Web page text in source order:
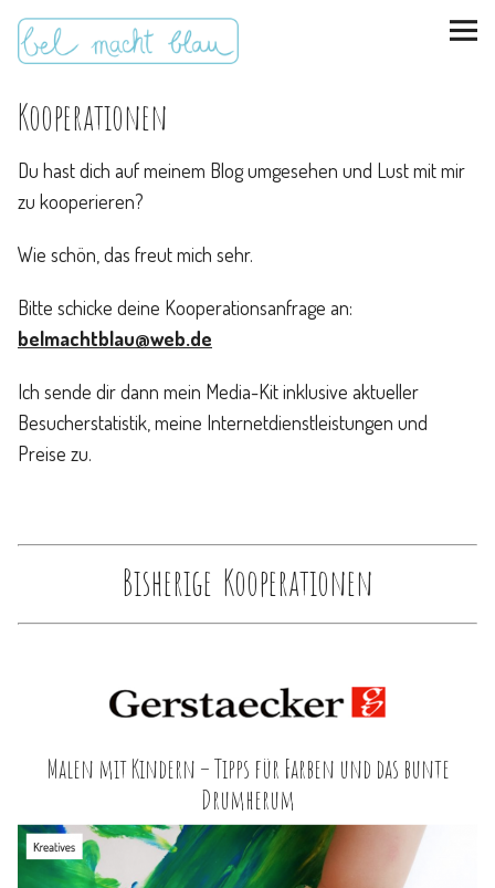
Malen + basteln
Feste feiern
Kinderzimmer
Mathe für Mamas
Kooperationen
Du hast dich auf meinem Blog umgesehen und Lust mit mir
zu kooperieren?
Wie schön, das freut mich sehr.
Bitte schicke deine Kooperationsanfrage an:
belmachtblau@web.de
Ich sende dir dann mein Media-Kit inklusive aktueller
Besucherstatistik, meine Internetdienstleistungen und
Preise zu.
Bisherige Kooperationen
Malen mit Kindern – Tipps für Farben und das bunte
Drumherum